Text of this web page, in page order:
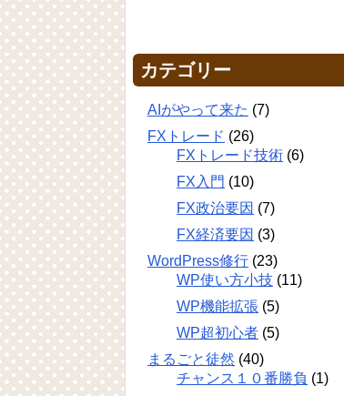
カテゴリー
AIがやって来た (7)
FXトレード (26)
FXトレード技術 (6)
FX入門 (10)
FX政治要因 (7)
FX経済要因 (3)
WordPress修行 (23)
WP使い方小技 (11)
WP機能拡張 (5)
WP超初心者 (5)
まるごと徒然 (40)
チャンス１０番勝負 (1)